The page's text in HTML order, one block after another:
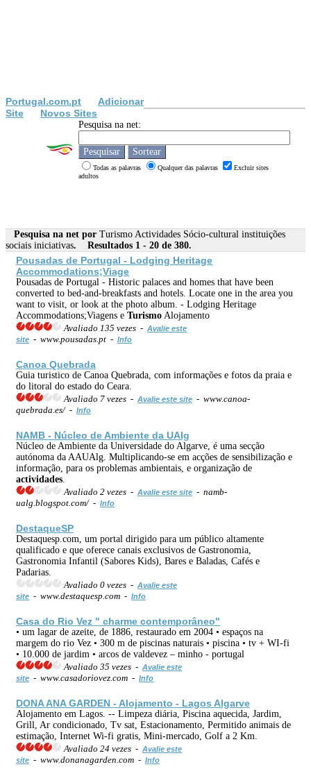
Portugal.com.pt
Adicionar
Site
Novos Sites
Pesquisa na net:
Todas as palavras Qualquer das palavras
Excluir sites
adultos
Pesquisa na net por Turismo Actividades Sócio-cultural instituições
sociais iniciativas. Resultados 1 - 20 de 380.
Pousadas de Portugal - Lodging Heritage
Accommodations;Viage
Pousadas de Portugal - Historic palaces and homes that have been
converted to bed-and-breakfasts and hotels. Locate one in the area you
want to visit, or look at the photo album. - Lodging Heritage
Accommodations;Viagens e Turismo Alojamento
Avaliado 135 vezes - Avalie este
site - www.pousadas.pt - Info
Canoa Quebrada
Guia turistico de Canoa Quebrada, com informações e fotos da praia e
do litoral do estado do Ceara.
Avaliado 7 vezes - Avalie este site - www.canoa-
quebrada.es/ - Info
NAMB - Núcleo de Ambiente da UAlg
Núcleo de Ambiente da Universidade do Algarve, é uma secção
autónoma da AAUAlg. Multiplicando-se em acções de sensibilização e
informação, para os problemas ambientais, e organização de
actividades
Avaliado 2 vezes - Avalie este site - namb-
ualg.blogspot.com/ - Info
DestaqueSP
Destaquesp.com, um portal dirigido para um público altamente
qualificado e que oferece canais exclusivos de Gastronomia,
Gastronomia Infantil (Sabores Kids), Bares e Baladas, Cafés e
Padarias.
Avaliado 0 vezes - Avalie este
site - www.destaquesp.com - Info
Casa do Rio Vez " charme contemporâneo"
• um lagar de azeite, de 1886, restaurado em 2004 • espaços na
margem do rio Vez • 300 m de piscinas naturais • piscina • tv + WI-fi
• 10.000 de jardim • arcos de valdevez – minho - portugal
Avaliado 35 vezes - Avalie este
site - www.casadoriovez.com - Info
DONA ANA GARDEN - Alojamento - Lagos Algarve
Alojamento em Lagos. -- Limpeza diária, Piscina aquecida, Jardim,
Grill, Ar condicionado, Tv sat, Estacionamento, Permitido animais de
estimação, Internet Wi-fi gratis, Mini-mercado, Golf a 2 Km.
Avaliado 24 vezes - Avalie este
site - www.donanagarden.com - Info